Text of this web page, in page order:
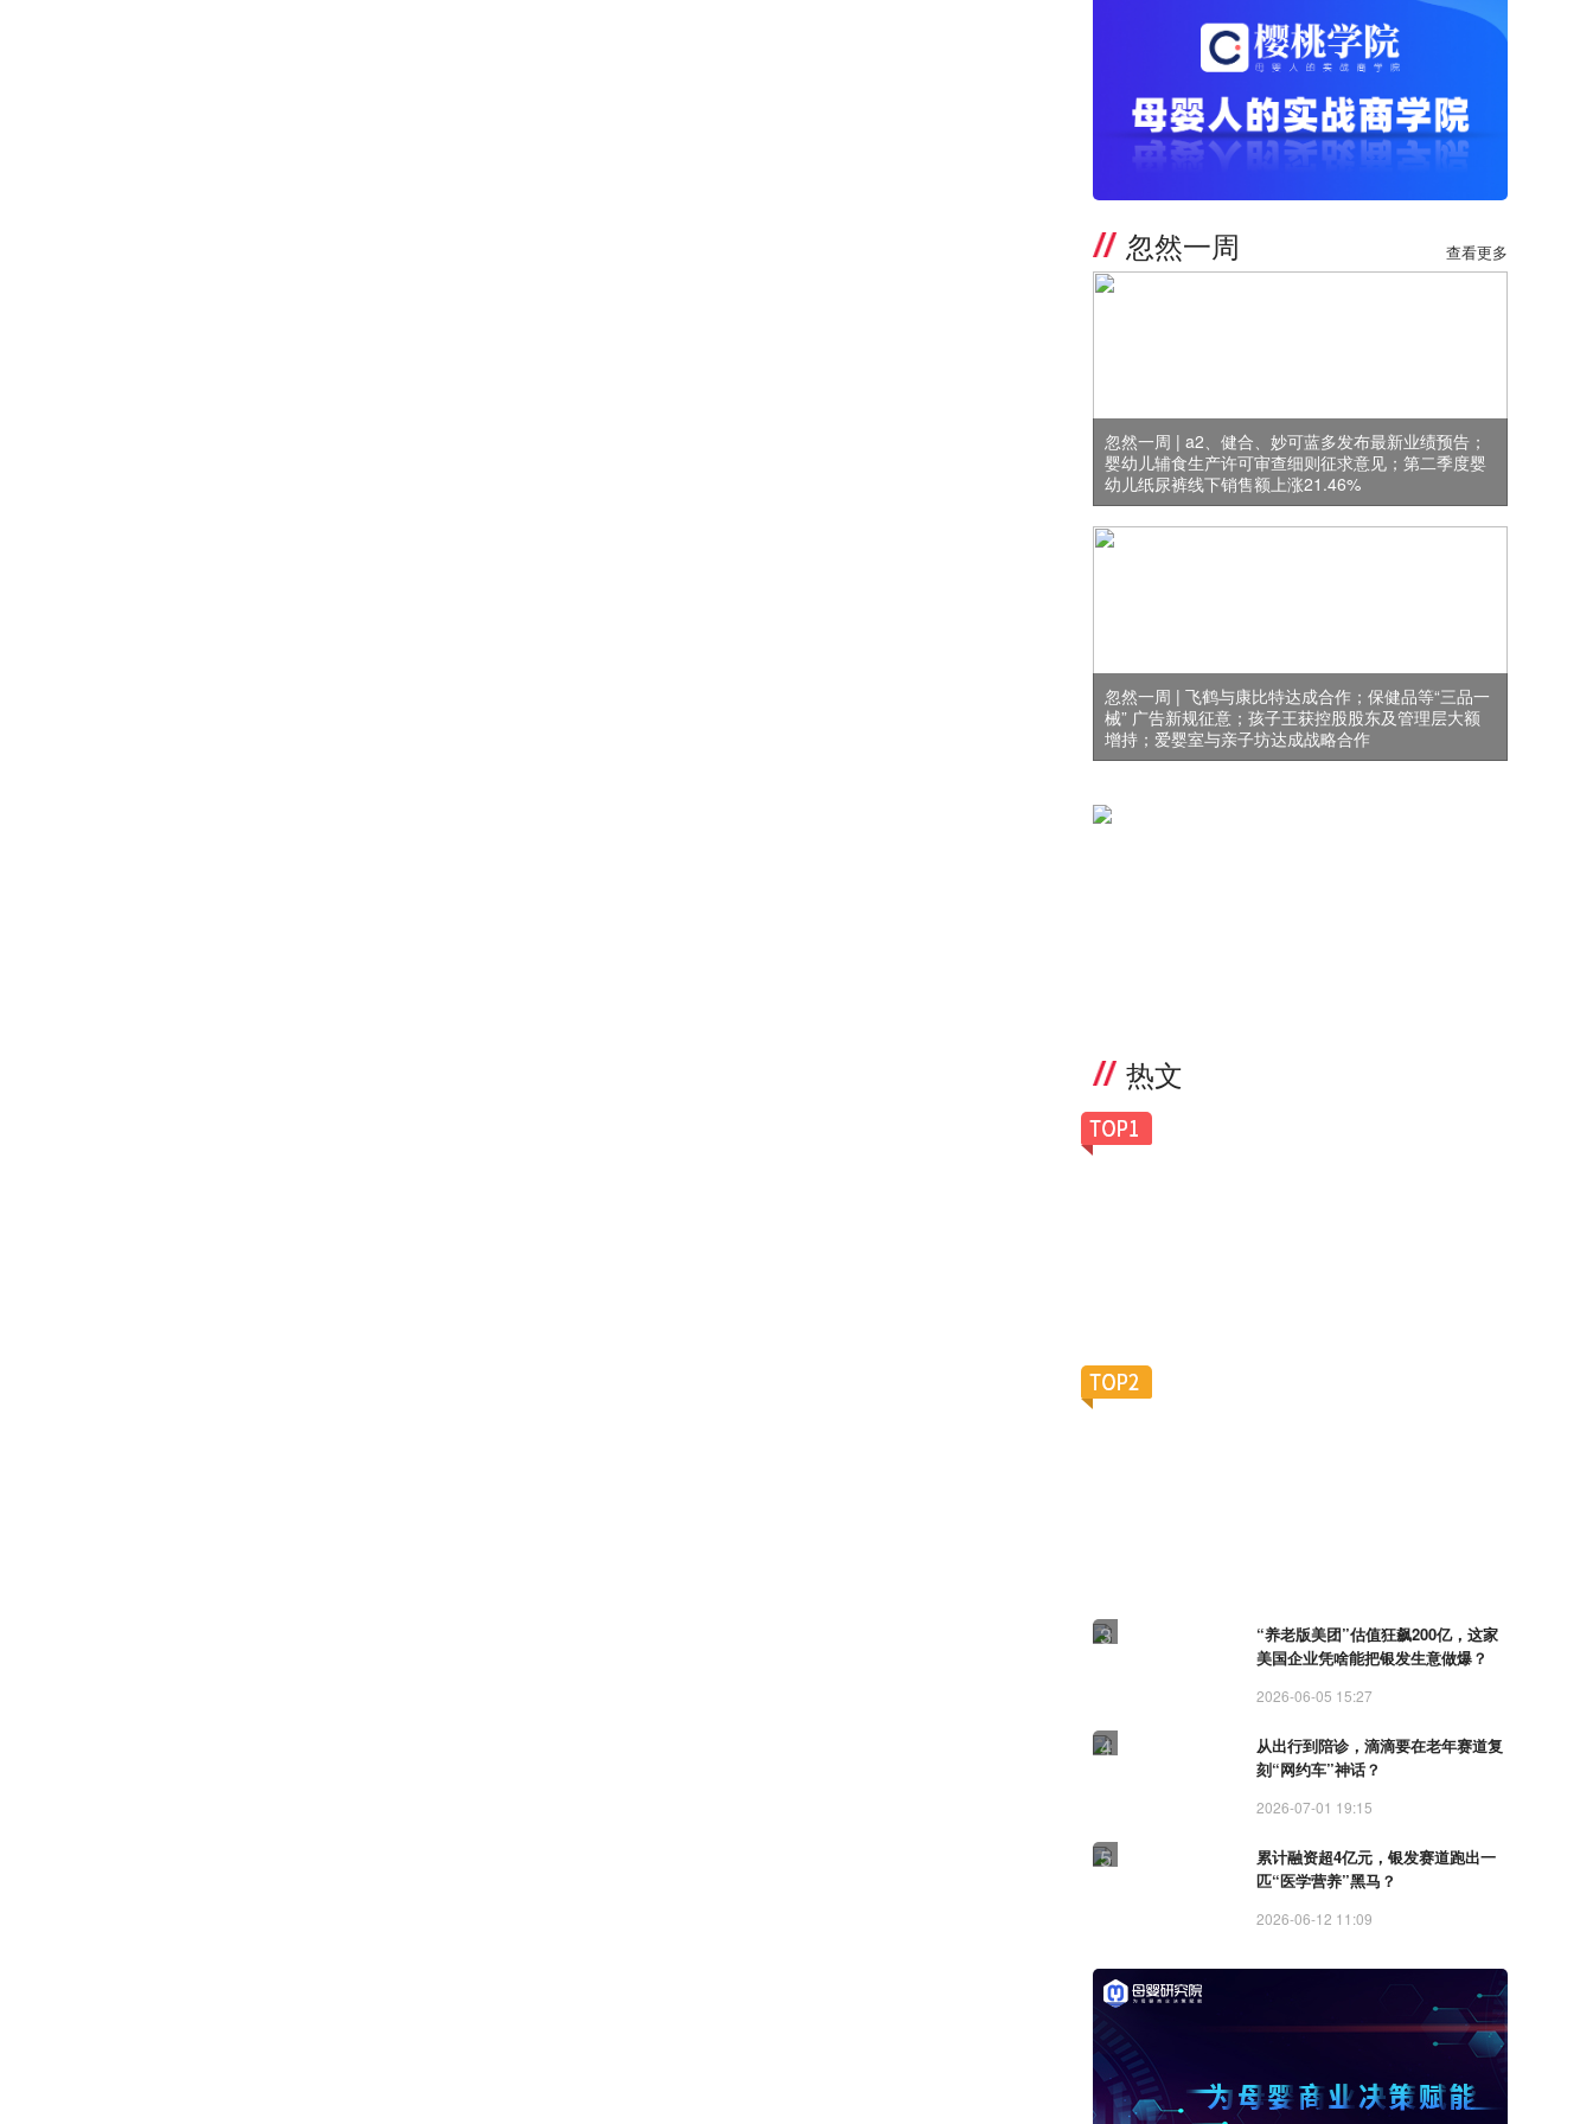
忽然一周 查看更多
忽然一周 | a2、健合、妙可蓝多发布最新业绩预告；
婴幼儿辅食生产许可审查细则征求意见；第二季度婴
幼儿纸尿裤线下销售额上涨21.46%
忽然一周 | 飞鹤与康比特达成合作；保健品等“三品一
械” 广告新规征意；孩子王获控股股东及管理层大额
增持；爱婴室与亲子坊达成战略合作
热文
3
“养老版美团”估值狂飙200亿，这家
美国企业凭啥能把银发生意做爆？
2026-06-05 15:27
4
从出行到陪诊，滴滴要在老年赛道复
刻“网约车”神话？
2026-07-01 19:15
5
累计融资超4亿元，银发赛道跑出一
匹“医学营养”黑马？
2026-06-12 11:09